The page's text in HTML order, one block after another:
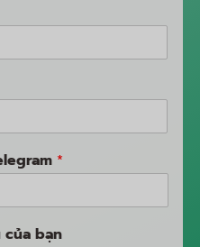
*
của bạn